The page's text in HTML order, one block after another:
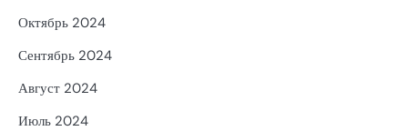
Октябрь 2024
Сентябрь 2024
Август 2024
Июль 2024